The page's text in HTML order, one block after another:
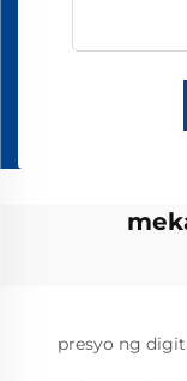
presyo ng